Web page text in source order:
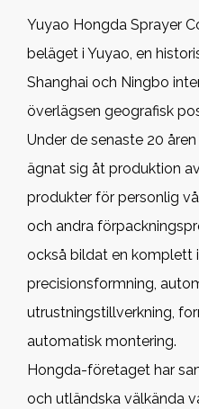
Yuyao Hongda Sprayer
beläget i Yuyao, en
Shanghai och Ningbo
överlägsen geografisk
Under de senaste 20
ägnat sig åt produktion
produkter för personlig
och andra
också bildat en komplett
precisionsformning,
utrustningstillverkning,
automatisk montering.
Hongda-företaget har
och utländska välkända